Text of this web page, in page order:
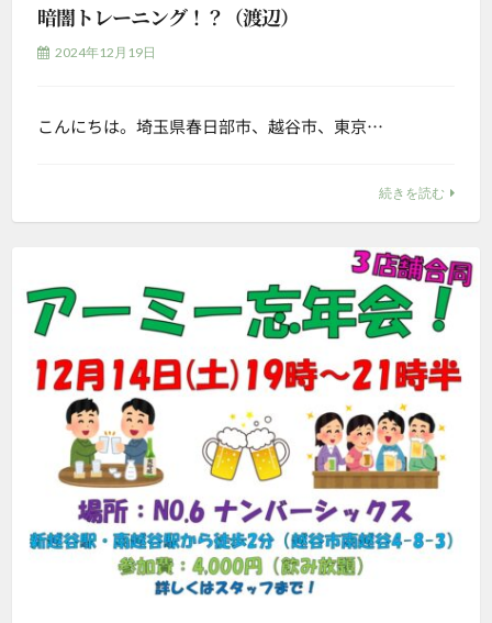
暗闇トレーニング！？（渡辺）
2024年12月19日
こんにちは。埼玉県春日部市、越谷市、東京…
続きを読む